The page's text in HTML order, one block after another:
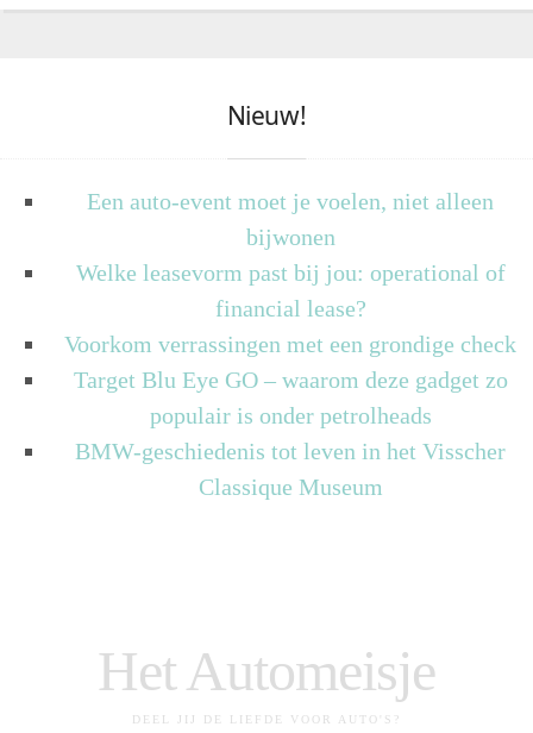
Nieuw!
Een auto-event moet je voelen, niet alleen
bijwonen
Welke leasevorm past bij jou: operational of
financial lease?
Voorkom verrassingen met een grondige check
Target Blu Eye GO – waarom deze gadget zo
populair is onder petrolheads
BMW-geschiedenis tot leven in het Visscher
Classique Museum
Het Automeisje
DEEL JIJ DE LIEFDE VOOR AUTO'S?